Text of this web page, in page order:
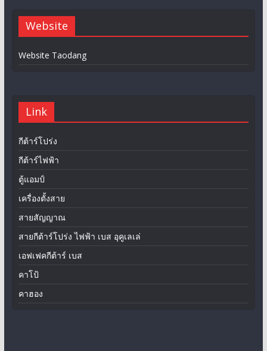
Website
Website Taodang
Link
กีต้าร์โปร่ง
กีต้าร์ไฟฟ้า
ตู้แอมป์
เครื่องตั้งสาย
สายสัญญาณ
สายกีต้าร์โปร่ง ไฟฟ้า เบส อุคูเลเล่
เอฟเฟคกีต้าร์ เบส
คาโป้
คาฮอง